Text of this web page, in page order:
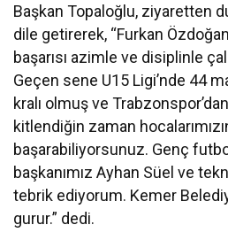
Başkan Topaloğlu, ziyaretten
dile getirerek, “Furkan
başarısı azimle ve disiplinle
Geçen sene U15 Ligi’nde 44
kralı olmuş ve
kitlendiğin zaman
başarabiliyorsunuz. Genç
başkanımız Ayhan Süel ve
tebrik ediyorum. Kemer
gurur.” dedi.